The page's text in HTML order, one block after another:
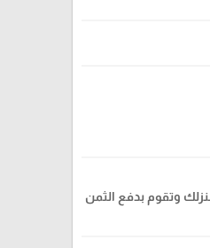
وتقوم بدفع الثمن